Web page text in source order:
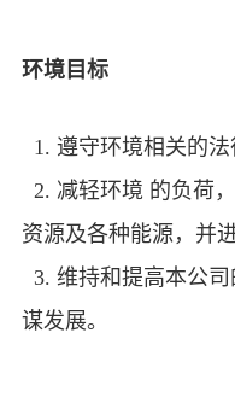
环境目标
1. 遵守环境相关的法
2. 减轻环境 的负荷
资源及各种能源，并
3. 维持和提高本公
谋发展。